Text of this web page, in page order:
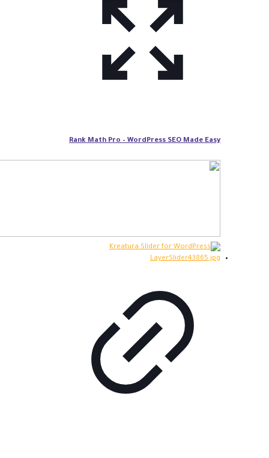
Rank Math Pro – WordPress SEO Made Easy